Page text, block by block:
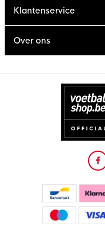
Klantenservice
Over ons